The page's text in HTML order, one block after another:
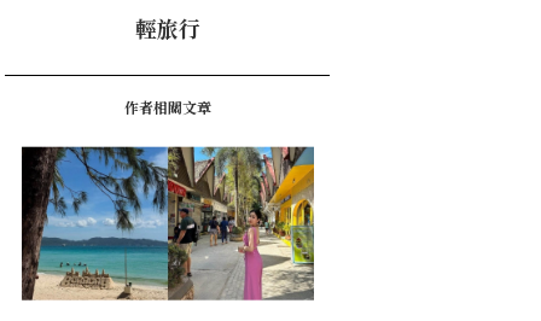
輕旅行
作者相關文章